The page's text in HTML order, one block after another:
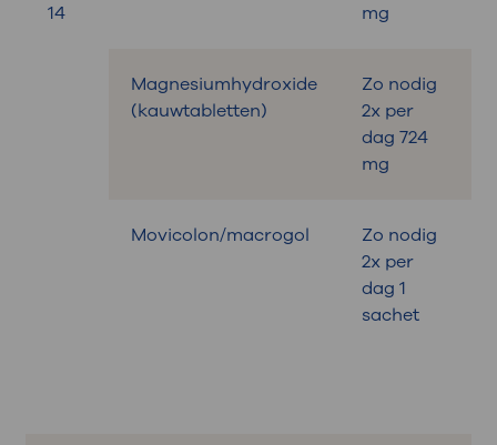
14
mg
Magnesiumhydroxide
(kauwtabletten)
Zo nodig
2x per
dag 724
mg
Movicolon/macrogol
Zo nodig
2x per
dag 1
sachet